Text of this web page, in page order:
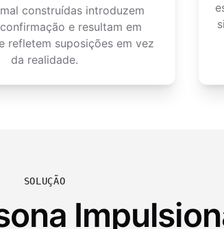
construídas introduzem
e resultam em
refletem suposições em vez
da realidade.
SOLUÇÃO